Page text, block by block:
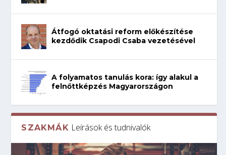
Átfogó oktatási reform előkészítése
kezdődik Csapodi Csaba vezetésével
A folyamatos tanulás kora: így alakul a
felnőttképzés Magyarországon
SZAKMÁK Leírások és tudnivalók